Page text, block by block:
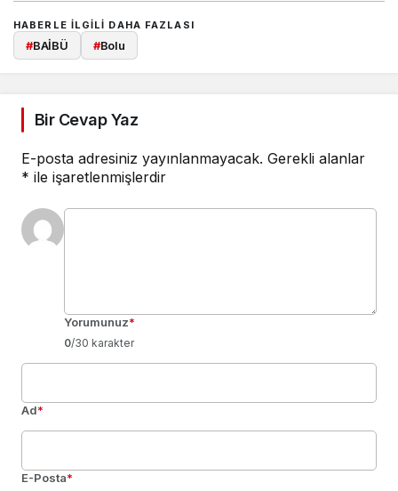
HABERLE ILGILI DAHA FAZLASI
#BAİBÜ #Bolu
Bir Cevap Yaz
E-posta adresiniz yayınlanmayacak. Gerekli alanlar
* ile işaretlenmişlerdir
Yorumunuz*
0/30 karakter
Ad*
E-Posta*